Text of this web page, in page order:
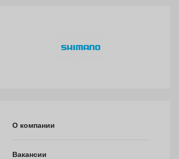
О компании
Вакансии